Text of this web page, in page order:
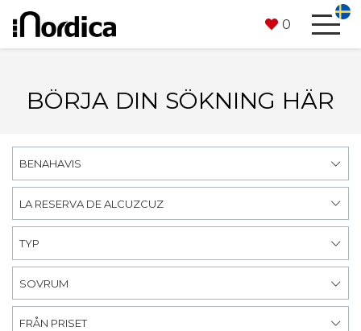
0
BÖRJA DIN SÖKNING HÄR
BENAHAVIS
LA RESERVA DE ALCUZCUZ
TYP
SOVRUM
FRÅN PRISET